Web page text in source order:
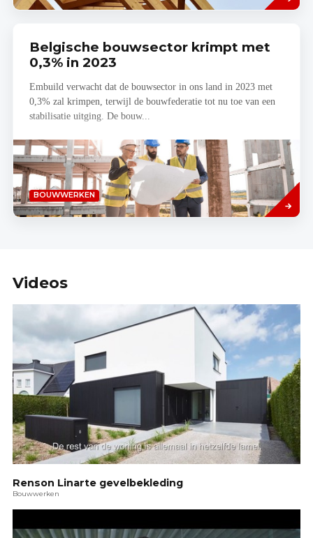
Belgische bouwsector krimpt met
0,3% in 2023
Embuild verwacht dat de bouwsector in ons land in 2023 met
0,3% zal krimpen, terwijl de bouwfederatie tot nu toe van een
stabilisatie uitging. De bouw...
BOUWWERKEN
Lees
meer
Videos
Renson Linarte gevelbekleding
Bouwwerken